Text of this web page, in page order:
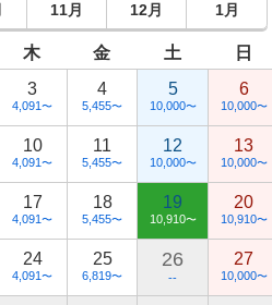
11月 12月 1月
木 金 土
日
3
4,091〜
4
5,455〜
5
10,000〜
6
10,000〜
10
4,091〜
11
5,455〜
12
10,000〜
13
10,000〜
17
4,091〜
18
5,455〜
19
10,910〜
20
10,910〜
24
4,091〜
25
6,819〜
26
--
27
10,000〜